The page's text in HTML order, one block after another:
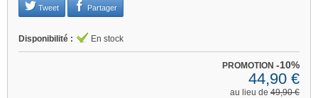
Tweet Partager
Disponibilité : En stock
PROMOTION -10%
44,90 €
au lieu de 49,90 €